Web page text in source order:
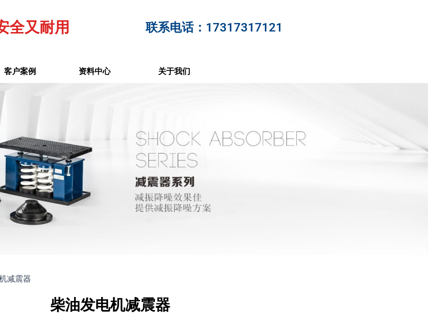
全又耐用 联系电话：17317317121
客户案例 资料中心 关于我们
减震器
柴油发电机减震器